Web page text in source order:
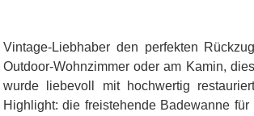
Vintage-Liebhaber den perfekten
Outdoor-Wohnzimmer oder am Kamin,
wurde liebevoll mit hochwertig
Highlight: die freistehende Badewanne